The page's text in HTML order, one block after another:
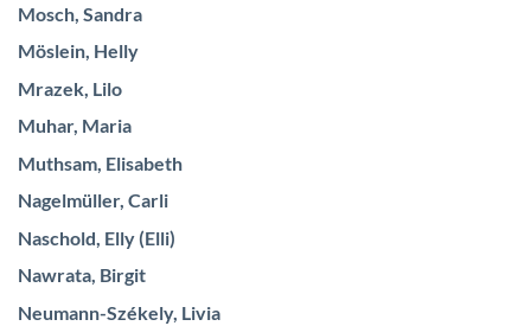
Mosch, Sandra
Möslein, Helly
Mrazek, Lilo
Muhar, Maria
Muthsam, Elisabeth
Nagelmüller, Carli
Naschold, Elly (Elli)
Nawrata, Birgit
Neumann-Székely, Livia